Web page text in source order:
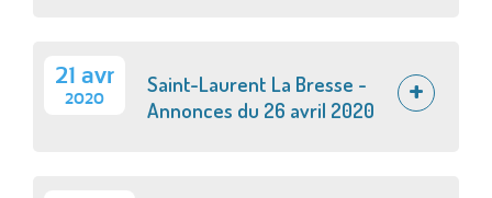
21 avr
2020
Saint-Laurent La Bresse -
Annonces du 26 avril 2020